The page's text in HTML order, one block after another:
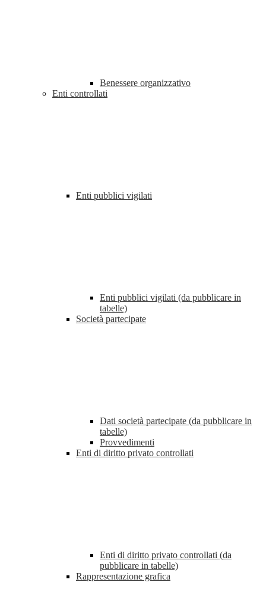
Benessere organizzativo
Enti controllati
Enti pubblici vigilati
Enti pubblici vigilati (da pubblicare in
tabelle)
Società partecipate
Dati società partecipate (da pubblicare in
tabelle)
Provvedimenti
Enti di diritto privato controllati
Enti di diritto privato controllati (da
pubblicare in tabelle)
Rappresentazione grafica